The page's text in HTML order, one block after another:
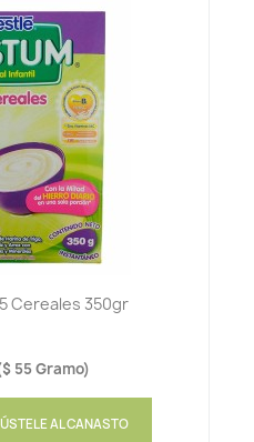
Cereales 350gr
55 Gramo)
ÚSTELE AL CANASTO